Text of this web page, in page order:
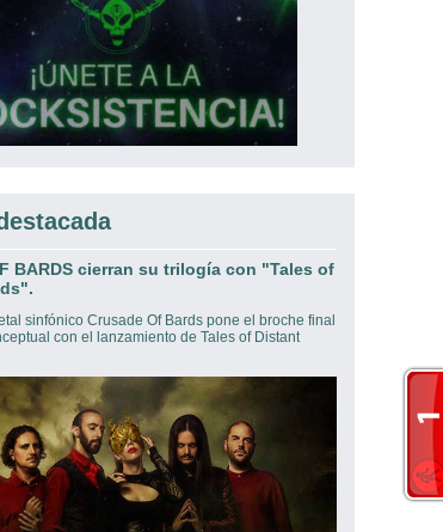
BARDS cierran su trilogía con "Tales of
sinfónico Crusade Of Bards pone el broche final
con el lanzamiento de Tales of Distant